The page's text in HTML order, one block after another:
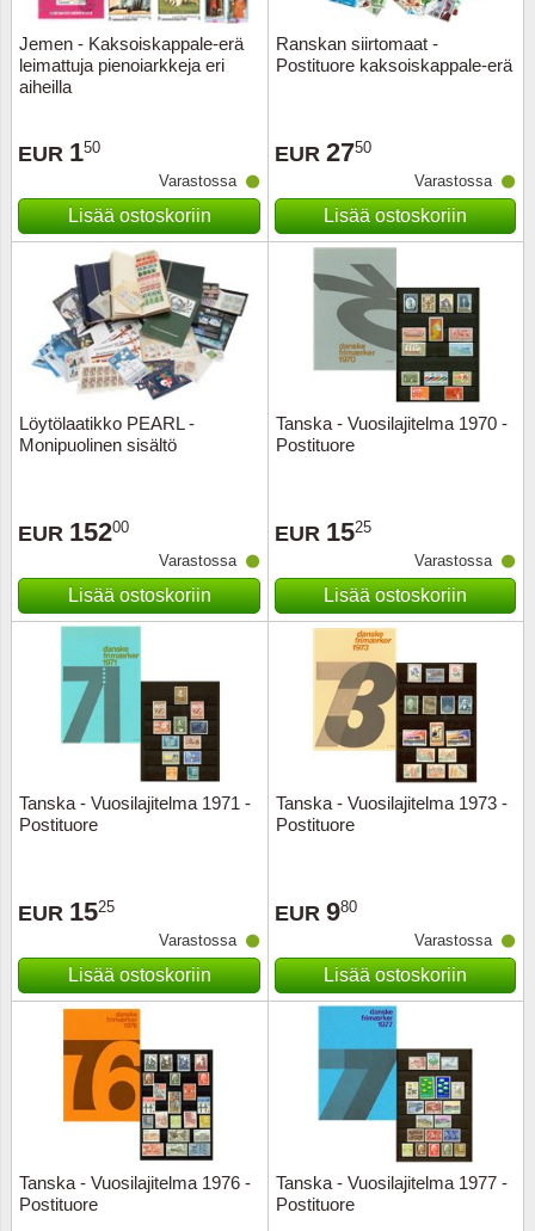
Jemen - Kaksoiskappale-erä
leimattuja pienoiarkkeja eri
aiheilla
EUR 150
Varastossa
Lisää ostoskoriin
Ranskan siirtomaat -
Postituore kaksoiskappale-erä
EUR 2750
Varastossa
Lisää ostoskoriin
Löytölaatikko PEARL -
Monipuolinen sisältö
EUR 15200
Varastossa
Lisää ostoskoriin
Tanska - Vuosilajitelma 1970 -
Postituore
EUR 1525
Varastossa
Lisää ostoskoriin
Tanska - Vuosilajitelma 1971 -
Postituore
EUR 1525
Varastossa
Lisää ostoskoriin
Tanska - Vuosilajitelma 1973 -
Postituore
EUR 980
Varastossa
Lisää ostoskoriin
Tanska - Vuosilajitelma 1976 -
Postituore
Tanska - Vuosilajitelma 1977 -
Postituore
Partio
Musiiki
Etelä-
Hollanti
Itä-
Itävalta
Kreikka
Kypros